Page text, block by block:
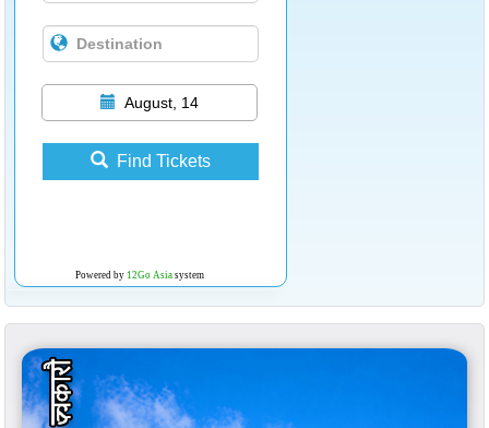
August, 14
Find Tickets
Powered by 12Go Asiasystem